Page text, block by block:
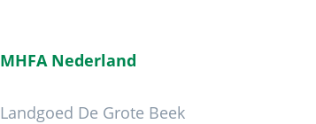
MHFA Nederland
Landgoed De Grote Beek